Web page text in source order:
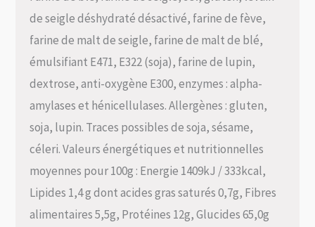
de seigle déshydraté désactivé, farine de fève,
farine de malt de seigle, farine de malt de blé,
émulsifiant E471, E322 (soja), farine de lupin,
dextrose, anti-oxygène E300, enzymes : alpha-
amylases et hénicellulases. Allergènes : gluten,
soja, lupin. Traces possibles de soja, sésame,
céleri. Valeurs énergétiques et nutritionnelles
moyennes pour 100g : Energie 1409kJ / 333kcal,
Lipides 1,4 g dont acides gras saturés 0,7g, Fibres
alimentaires 5,5g, Protéines 12g, Glucides 65,0g